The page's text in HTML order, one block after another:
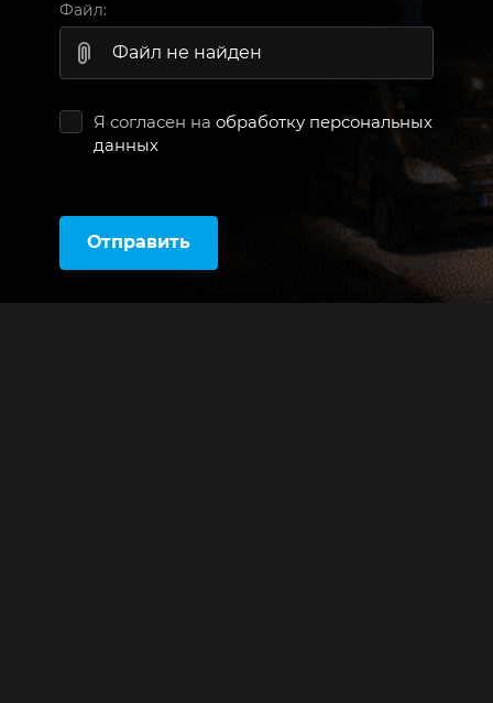
Файл:
Файл не найден
Я согласен на обработку персональных
данных
Отправить